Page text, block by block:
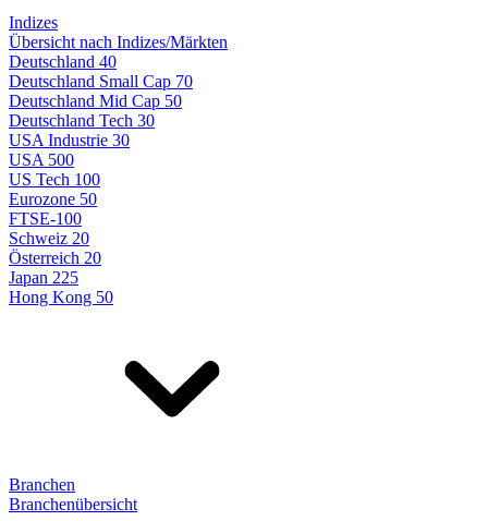
Indizes
Übersicht nach Indizes/Märkten
Deutschland 40
Deutschland Small Cap 70
Deutschland Mid Cap 50
Deutschland Tech 30
USA Industrie 30
USA 500
US Tech 100
Eurozone 50
FTSE-100
Schweiz 20
Österreich 20
Japan 225
Hong Kong 50
Branchen
Branchenübersicht